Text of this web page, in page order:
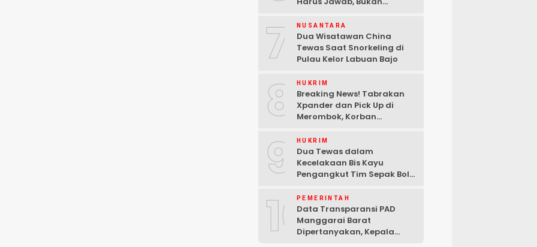
7 NUSANTARA
Dua Wisatawan China
Tewas Saat Snorkeling di
Pulau Kelor Labuan Bajo
8 HUKRIM
Breaking News! Tabrakan
Xpander dan Pick Up di
Merombok, Korban
9 HUKRIM
Dua Tewas dalam
Kecelakaan Bis Kayu
Pengangkut Tim Sepak Bola
10PEMERINTAH
Data Transparansi PAD
Manggarai Barat
Dipertanyakan, Kepala